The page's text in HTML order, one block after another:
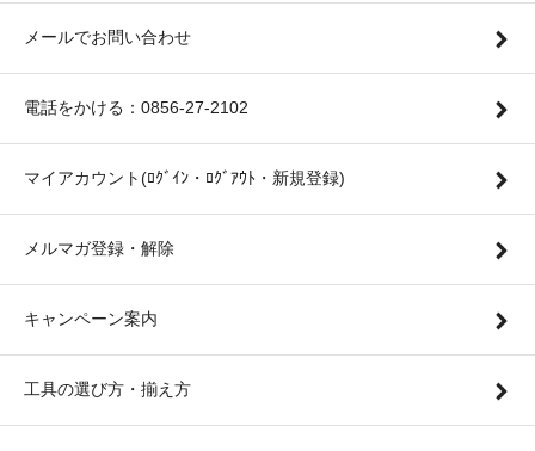
メールでお問い合わせ
電話をかける：0856-27-2102
マイアカウント(ﾛｸﾞｲﾝ・ﾛｸﾞｱｳﾄ・新規登録)
メルマガ登録・解除
キャンペーン案内
工具の選び方・揃え方